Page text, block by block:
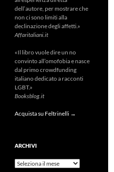
dell’autore, per mostrare che
non ci sono limiti alla
declinazione degli affetti.»
Affaritaliani.it
«Il libro vuole dire un no
convinto all’omofobia e nasce
dal primo crowdfunding
italiano dedicato a racconti
LGBT.»
Booksblog.it
Acquista su Feltrinelli →
ARCHIVI
Archivi